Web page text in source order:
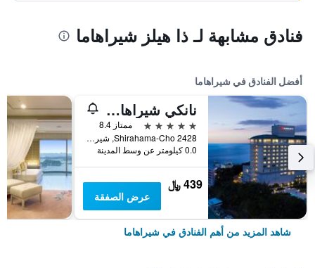
فنادق مشابهة لـ ذا هيلز شيراهاما
أفضل الفنادق في شيراهاما
نانكي شيراهاما ماريوت هوتل
5 نجوم
ممتاز 8.4
2428 Shirahama-Cho, شيراهاما, اليابان
0.0 كيلومتر عن وسط المدينة
439 ﷼
عرض الصفقة
شاهد المزيد من أهم الفنادق في شيراهاما